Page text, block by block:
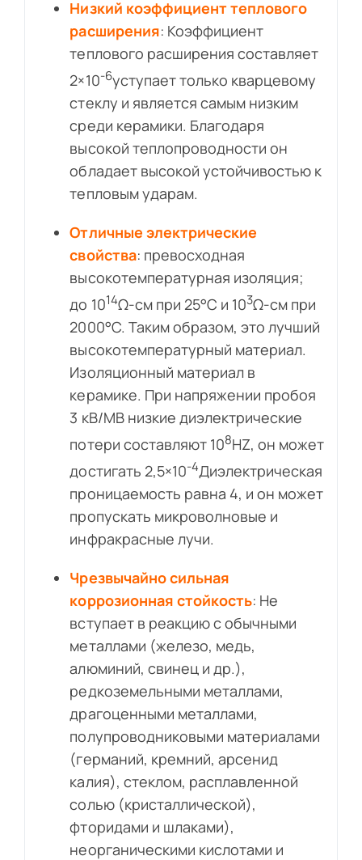
Низкий коэффициент теплового
расширения: Коэффициент
теплового расширения составляет
2×10-6уступает только кварцевому
стеклу и является самым низким
среди керамики. Благодаря
высокой теплопроводности он
обладает высокой устойчивостью к
тепловым ударам.
Отличные электрические
свойства: превосходная
высокотемпературная изоляция;
до 1014Ω-см при 25°C и 103Ω-см при
2000°C. Таким образом, это лучший
высокотемпературный материал.
Изоляционный материал в
керамике. При напряжении пробоя
3 кВ/МВ низкие диэлектрические
потери составляют 108HZ, он может
достигать 2,5×10-4Диэлектрическая
проницаемость равна 4, и он может
пропускать микроволновые и
инфракрасные лучи.
Чрезвычайно сильная
коррозионная стойкость: Не
вступает в реакцию с обычными
металлами (железо, медь,
алюминий, свинец и др.),
редкоземельными металлами,
драгоценными металлами,
полупроводниковыми материалами
(германий, кремний, арсенид
калия), стеклом, расплавленной
солью (кристаллической),
фторидами и шлаками),
неорганическими кислотами и